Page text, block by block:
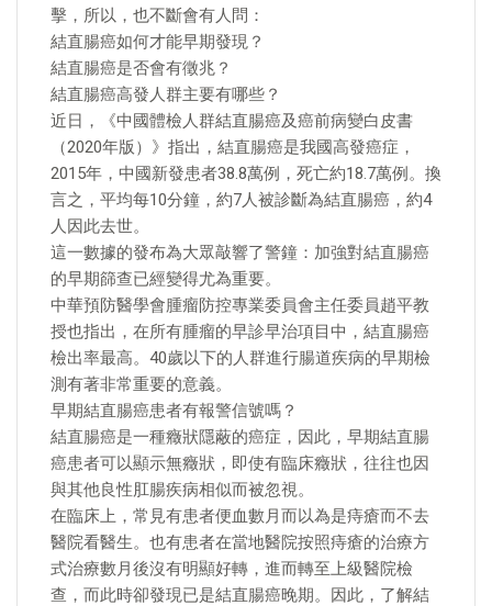
擊，所以，也不斷會有人問：
結直腸癌如何才能早期發現？
結直腸癌是否會有徵兆？
結直腸癌高發人群主要有哪些？
近日，《中國體檢人群結直腸癌及癌前病變白皮書
（2020年版）》指出，結直腸癌是我國高發癌症，
2015年，中國新發患者38.8萬例，死亡約18.7萬例。換
言之，平均每10分鐘，約7人被診斷為結直腸癌，約4
人因此去世。
這一數據的發布為大眾敲響了警鐘：加強對結直腸癌
的早期篩查已經變得尤為重要。
中華預防醫學會腫瘤防控專業委員會主任委員趙平教
授也指出，在所有腫瘤的早診早治項目中，結直腸癌
檢出率最高。40歲以下的人群進行腸道疾病的早期檢
測有著非常重要的意義。
早期結直腸癌患者有報警信號嗎？
結直腸癌是一種癥狀隱蔽的癌症，因此，早期結直腸
癌患者可以顯示無癥狀，即使有臨床癥狀，往往也因
與其他良性肛腸疾病相似而被忽視。
在臨床上，常見有患者便血數月而以為是痔瘡而不去
醫院看醫生。也有患者在當地醫院按照痔瘡的治療方
式治療數月後沒有明顯好轉，進而轉至上級醫院檢
查，而此時卻發現已是結直腸癌晚期。因此，了解結